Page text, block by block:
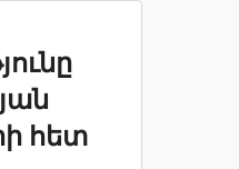
հետ